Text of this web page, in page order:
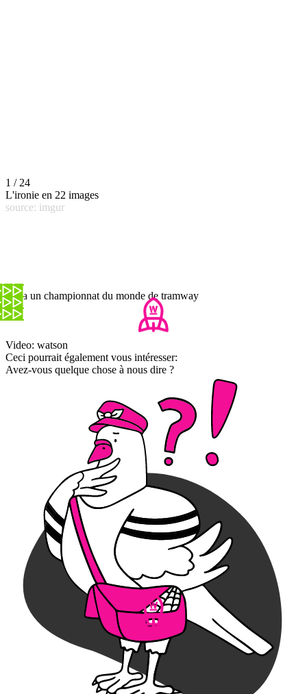
1 / 24
L'ironie en 22 images
source: imgur
Il y a un championnat du monde de tramway
Video: watson
Ceci pourrait également vous intéresser:
Avez-vous quelque chose à nous dire ?